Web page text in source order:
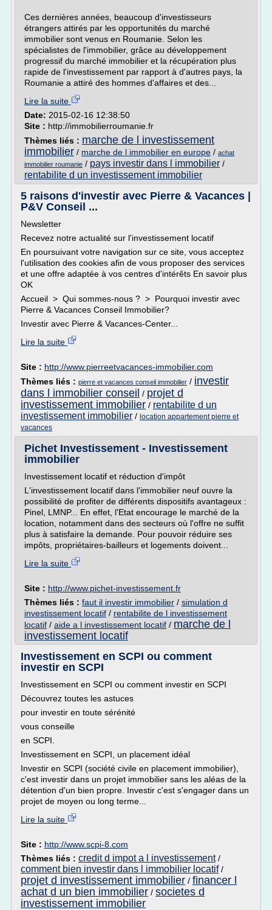
Ces dernières années, beaucoup d'investisseurs
étrangers attirés par les opportunités du marché
immobilier sont venus en Roumanie. Selon les
spécialistes de l'immobilier, grâce au développement
progressif du marché immobilier et la récupération plus
rapide de l'investissement par rapport à d'autres pays, la
Roumanie a attiré des hommes d'affaires et des...
Lire la suite
Date: 2015-02-16 12:38:50
Site : http://immobilierroumanie.fr
Thèmes liés : marche de l investissement
immobilier / marche de l immobilier en europe / achat
immobilier roumanie / pays investir dans l immobilier /
rentabilite d un investissement immobilier
5 raisons d'investir avec Pierre & Vacances |
P&V Conseil ...
Newsletter
Recevez notre actualité sur l'investissement locatif
En poursuivant votre navigation sur ce site, vous acceptez
l'utilisation des cookies afin de vous proposer des services
et une offre adaptée à vos centres d'intérêts En savoir plus
OK
Accueil > Qui sommes-nous ? > Pourquoi investir avec
Pierre & Vacances Conseil Immobilier?
Investir avec Pierre & Vacances-Center...
Lire la suite
Site : http://www.pierreetvacances-immobilier.com
Thèmes liés : pierre et vacances conseil immobilier / investir
dans l immobilier conseil / projet d
investissement immobilier / rentabilite d un
investissement immobilier / location appartement pierre et
vacances
Pichet Investissement - Investissement
immobilier
Investissement locatif et réduction d'impôt
L'investissement locatif dans l'immobilier neuf ouvre la
possibilité de profiter de différents dispositifs avantageux :
Pinel, LMNP... En effet, l'Etat encourage le marché de la
location, notamment dans des secteurs où l'offre ne suffit
plus à satisfaire la demande. Pour pouvoir réduire ses
impôts, propriétaires-bailleurs et logements doivent...
Lire la suite
Site : http://www.pichet-investissement.fr
Thèmes liés : faut il investir immobilier / simulation d
investissement locatif / rentabilite de l investissement
locatif / aide a l investissement locatif / marche de l
investissement locatif
Investissement en SCPI ou comment
investir en SCPI
Investissement en SCPI ou comment investir en SCPI
Découvrez toutes les astuces
pour investir en toute sérénité
vous conseille
en SCPI.
Investissement en SCPI, un placement idéal
Investir en SCPI (société civile en placement immobilier),
c'est investir dans un projet immobilier sans les aléas de la
détention d'un bien propre. Investir c'est s'engager dans un
projet de moyen ou long terme...
Lire la suite
Site : http://www.scpi-8.com
Thèmes liés : credit d impot a l investissement/
comment bien investir dans l immobilier locatif/
projet d investissement immobilier / financer l
achat d un bien immobilier / societes d
investissement immobilier